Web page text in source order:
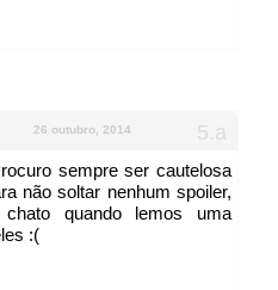
26 outubro, 2014
sempre ser cautelosa
não soltar nenhum spoiler,
quando lemos uma
:(